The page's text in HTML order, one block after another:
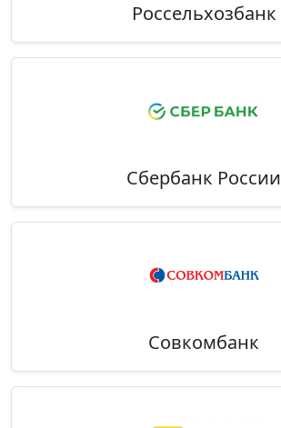
Россельхозбанк
Сбербанк России
Совкомбанк